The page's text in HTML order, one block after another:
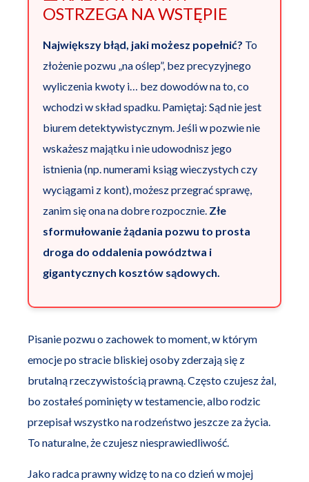
OSTRZEGA NA WSTĘPIE
Największy błąd, jaki możesz popełnić? To
złożenie pozwu „na oślep”, bez precyzyjnego
wyliczenia kwoty i… bez dowodów na to, co
wchodzi w skład spadku. Pamiętaj: Sąd nie jest
biurem detektywistycznym. Jeśli w pozwie nie
wskażesz majątku i nie udowodnisz jego
istnienia (np. numerami ksiąg wieczystych czy
wyciągami z kont), możesz przegrać sprawę,
zanim się ona na dobre rozpocznie. Złe
sformułowanie żądania pozwu to prosta
droga do oddalenia powództwa i
gigantycznych kosztów sądowych.
Pisanie pozwu o zachowek to moment, w którym
emocje po stracie bliskiej osoby zderzają się z
brutalną rzeczywistością prawną. Często czujesz żal,
bo zostałeś pominięty w testamencie, albo rodzic
przepisał wszystko na rodzeństwo jeszcze za życia.
To naturalne, że czujesz niesprawiedliwość.
Jako radca prawny widzę to na co dzień w mojej